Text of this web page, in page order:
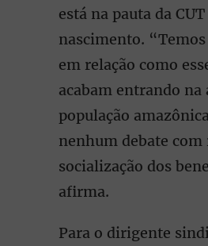
está na pauta da
nascimento.
em relação como
acabam entrando na
população
nenhum debate com
socialização dos
afirma.
Para o dirigente